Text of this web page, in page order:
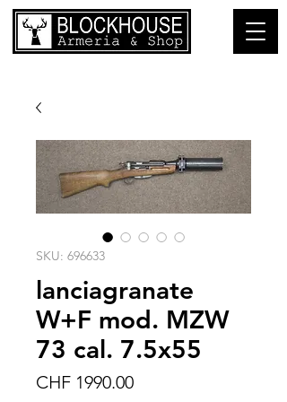
SKU: 696633
lanciagranate
W+F mod. MZW
73 cal. 7.5x55
CHF 1990.00Prezzo